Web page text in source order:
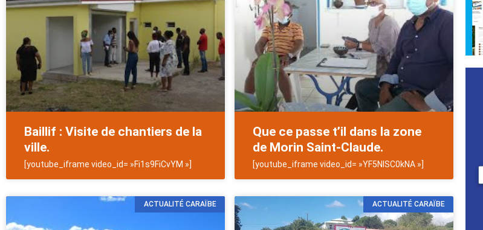
Baillif : Visite de chantiers de la
ville.
[youtube_iframe video_id= »Fi1s9FiCvYM »]
Que ce passe t’il dans la zone
de Morin Saint-Claude.
[youtube_iframe video_id= »YF5NlSC0kNA »]
ACTUALITÉ CARAÏBE ACTUALITÉ CARAÏBE